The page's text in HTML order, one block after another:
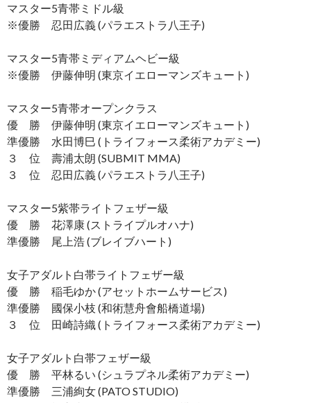
マスター5青帯ミドル級
※優勝 忍田広義 (パラエストラ八王子)
マスター5青帯ミディアムヘビー級
※優勝 伊藤伸明 (東京イエローマンズキュート)
マスター5青帯オープンクラス
優 勝 伊藤伸明 (東京イエローマンズキュート)
準優勝 水田博巳 (トライフォース柔術アカデミー)
３ 位 壽浦太朗 (SUBMIT MMA)
３ 位 忍田広義 (パラエストラ八王子)
マスター5紫帯ライトフェザー級
優 勝 花澤康 (ストライプルオハナ)
準優勝 尾上浩 (ブレイブハート)
女子アダルト白帯ライトフェザー級
優 勝 稲毛ゆか (アセットホームサービス)
準優勝 國保小枝 (和術慧舟會船橋道場)
３ 位 田崎詩織 (トライフォース柔術アカデミー)
女子アダルト白帯フェザー級
優 勝 平林るい (シュラプネル柔術アカデミー)
準優勝 三浦絢女 (PATO STUDIO)